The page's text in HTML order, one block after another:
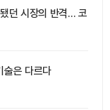
던 시장의 반격… 코
술은 다르다